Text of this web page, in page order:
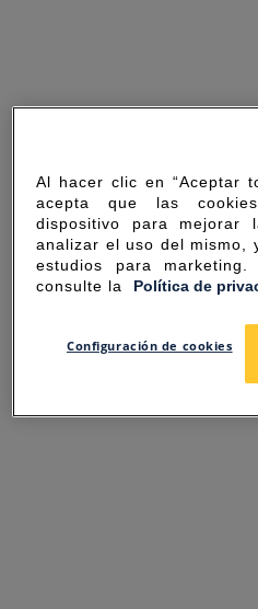
SORRY
Al hacer clic en “Aceptar
acepta que las
dispositivo para mejorar
analizar el uso del mismo,
estudios para marketing.
consulte la Política de
Configuración de cookies